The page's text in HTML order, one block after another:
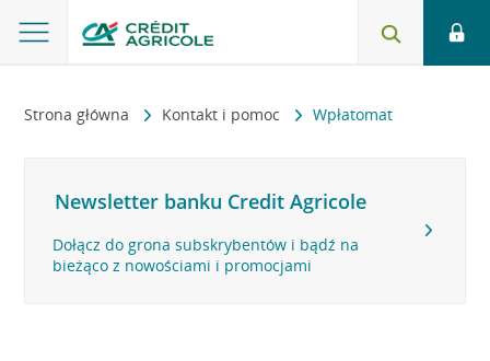
Strona główna Kontakt i pomoc Wpłatomat
Newsletter banku Credit Agricole
Dołącz do grona subskrybentów i bądź na
bieżąco z nowościami i promocjami